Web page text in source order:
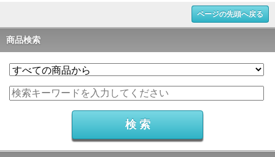
ページの先頭へ戻る
商品検索